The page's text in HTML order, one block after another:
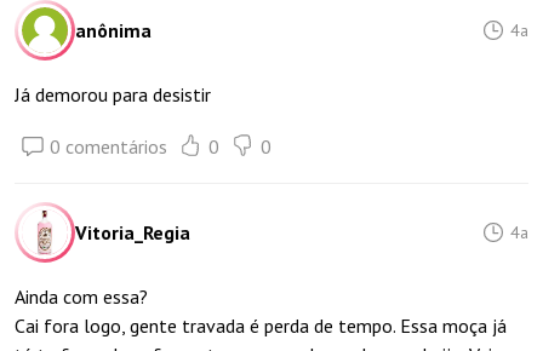
anônima 4a
Já demorou para desistir
0 comentários 0 0
Vitoria_Regia 4a
Ainda com essa?
Cai fora logo, gente travada é perda de tempo. Essa moça já